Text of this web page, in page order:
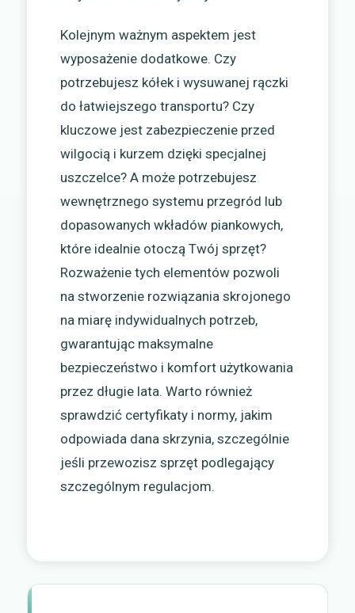
Kolejnym ważnym aspektem jest
wyposażenie dodatkowe. Czy
potrzebujesz kółek i wysuwanej rączki
do łatwiejszego transportu? Czy
kluczowe jest zabezpieczenie przed
wilgocią i kurzem dzięki specjalnej
uszczelce? A może potrzebujesz
wewnętrznego systemu przegród lub
dopasowanych wkładów piankowych,
które idealnie otoczą Twój sprzęt?
Rozważenie tych elementów pozwoli
na stworzenie rozwiązania skrojonego
na miarę indywidualnych potrzeb,
gwarantując maksymalne
bezpieczeństwo i komfort użytkowania
przez długie lata. Warto również
sprawdzić certyfikaty i normy, jakim
odpowiada dana skrzynia, szczególnie
jeśli przewozisz sprzęt podlegający
szczególnym regulacjom.